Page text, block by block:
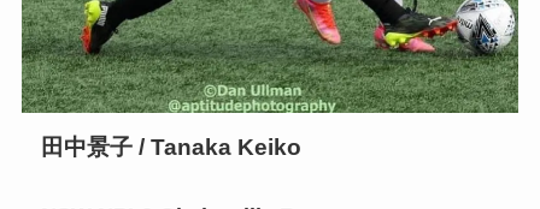
田中景子 / Tanaka Keiko